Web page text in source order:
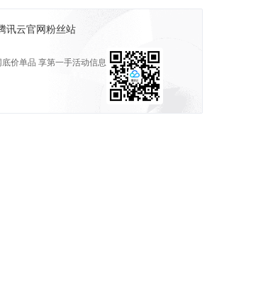
讯云官网粉丝站
价单品 享第一手活动信息